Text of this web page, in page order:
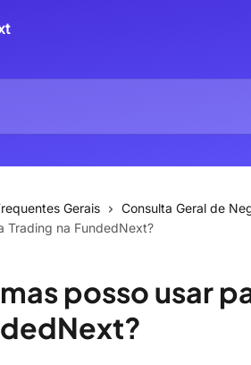
Gerais
Consulta Geral de
Trading na FundedNext?
posso usar